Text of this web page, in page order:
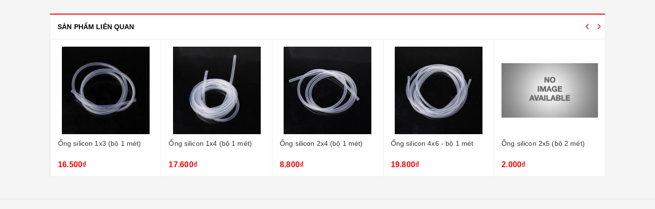
SẢN PHẨM LIÊN QUAN
Ống silicon 1x3 (bộ 1 mét)
16.500₫
Ống silicon 1x4 (bộ 1 mét)
17.600₫
Ống silicon 2x4 (bộ 1 mét)
8.800₫
Ống silicon 4x6 - bộ 1 mét
19.800₫
Ống silicon 2x5 (bộ 2 mét)
2.000₫